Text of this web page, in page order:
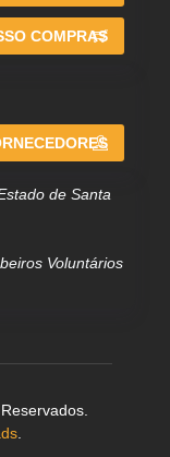
COMPRAS
de Santa
Voluntários